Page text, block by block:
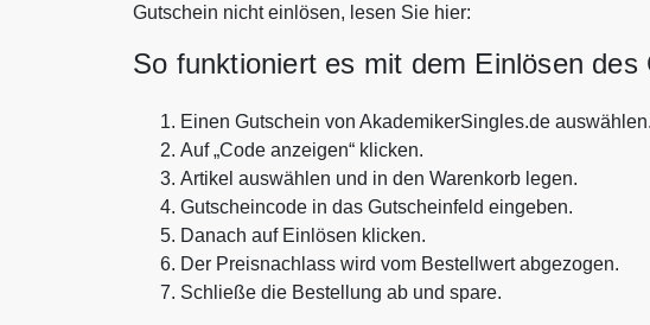
Gutschein nicht einlösen, lesen Sie hier:
So funktioniert es mit dem Einlösen des
Einen Gutschein von AkademikerSingles.de auswählen.
Auf „Code anzeigen“ klicken.
Artikel auswählen und in den Warenkorb legen.
Gutscheincode in das Gutscheinfeld eingeben.
Danach auf Einlösen klicken.
Der Preisnachlass wird vom Bestellwert abgezogen.
Schließe die Bestellung ab und spare.